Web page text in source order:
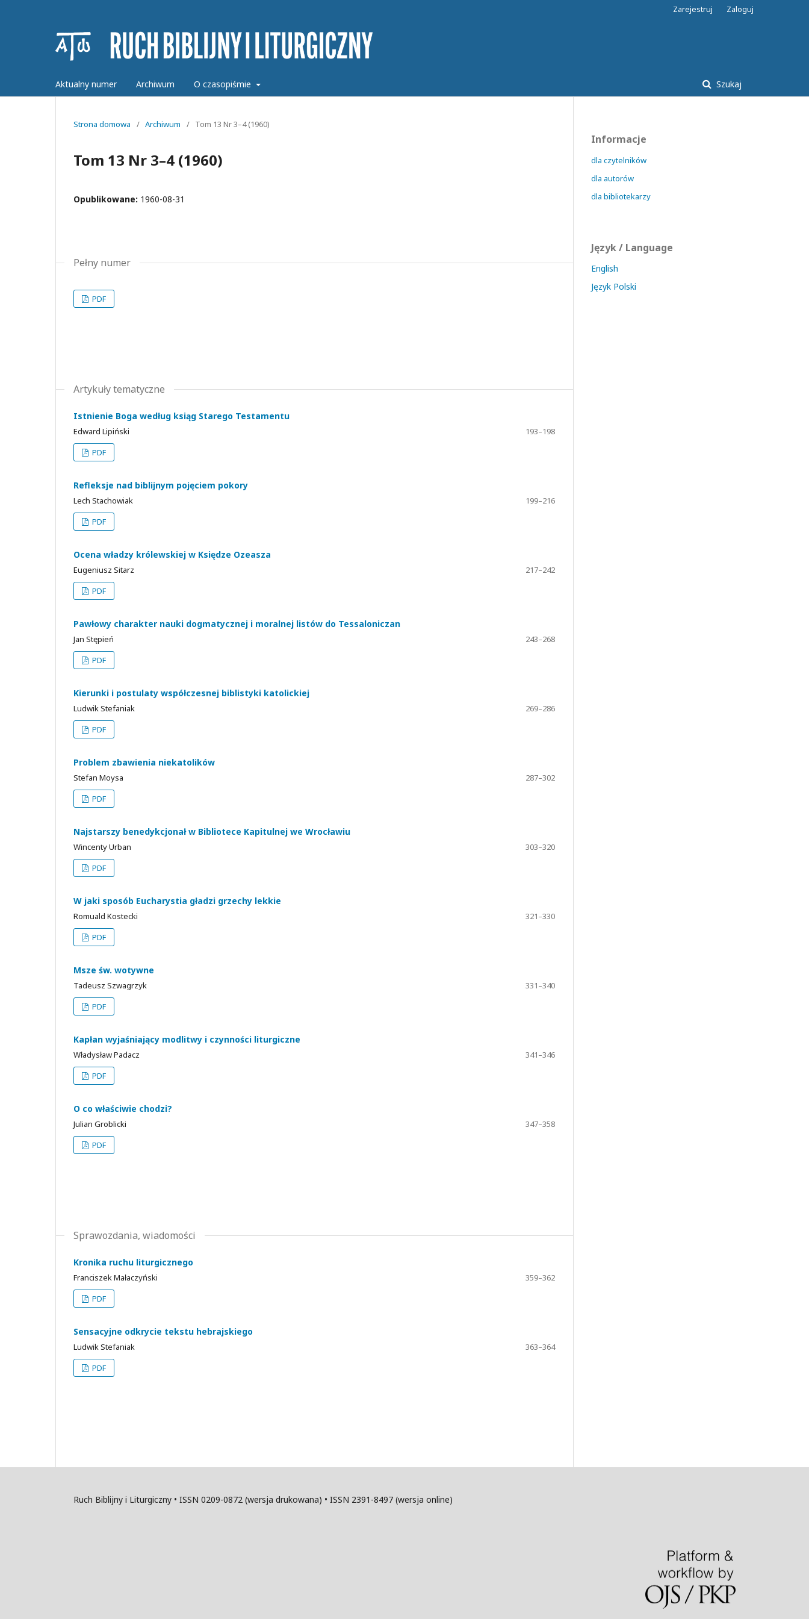
Aktualny numer Archiwum O czasopiśmie Szukaj
Zarejestruj Zaloguj
Strona domowa / Archiwum / Tom 13 Nr 3–4 (1960)
Tom 13 Nr 3–4 (1960)
Opublikowane: 1960-08-31
Pełny numer
PDF
Artykuły tematyczne
Istnienie Boga według ksiąg Starego Testamentu
Edward Lipiński
193–198
PDF
Refleksje nad biblijnym pojęciem pokory
Lech Stachowiak
199–216
PDF
Ocena władzy królewskiej w Księdze Ozeasza
Eugeniusz Sitarz
217–242
PDF
Pawłowy charakter nauki dogmatycznej i moralnej listów do Tessaloniczan
Jan Stępień
243–268
PDF
Kierunki i postulaty współczesnej biblistyki katolickiej
Ludwik Stefaniak
269–286
PDF
Problem zbawienia niekatolików
Stefan Moysa
287–302
PDF
Najstarszy benedykcjonał w Bibliotece Kapitulnej we Wrocławiu
Wincenty Urban
303–320
PDF
W jaki sposób Eucharystia gładzi grzechy lekkie
Romuald Kostecki
321–330
PDF
Msze św. wotywne
Tadeusz Szwagrzyk
331–340
PDF
Kapłan wyjaśniający modlitwy i czynności liturgiczne
Władysław Padacz
341–346
PDF
O co właściwie chodzi?
Julian Groblicki
347–358
PDF
Sprawozdania, wiadomości
Kronika ruchu liturgicznego
Franciszek Małaczyński
359–362
PDF
Sensacyjne odkrycie tekstu hebrajskiego
Ludwik Stefaniak
363–364
PDF
Informacje
dla czytelników
dla autorów
dla bibliotekarzy
Język / Language
English
Język Polski
Ruch Biblijny i Liturgiczny • ISSN 0209-0872 (wersja drukowana) • ISSN 2391-8497 (wersja online)